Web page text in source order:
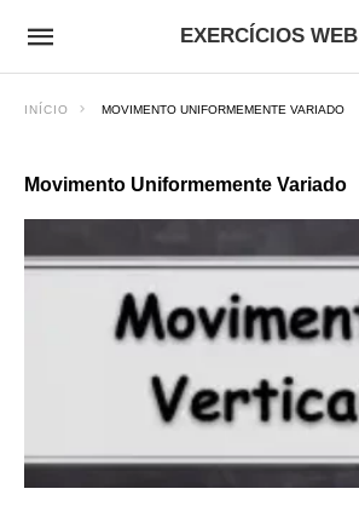
EXERCÍCIOS WEB
INÍCIO MOVIMENTO UNIFORMEMENTE VARIADO
Movimento Uniformemente Variado